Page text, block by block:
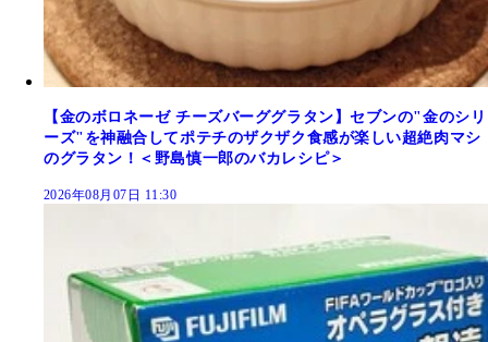
【金のボロネーゼ チーズバーググラタン】セブンの"金のシリ
ーズ"を神融合してポテチのザクザク食感が楽しい超絶肉マシ
のグラタン！＜野島慎一郎のバカレシピ＞
2026年08月07日 11:30